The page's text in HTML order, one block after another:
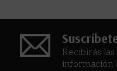
Recibirás
información